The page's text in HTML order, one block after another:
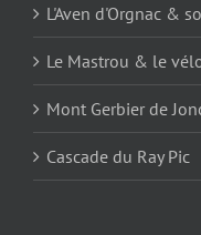
L'Aven d'Orgnac &
Le Mastrou & le
Mont Gerbier de
Cascade du Ray Pic